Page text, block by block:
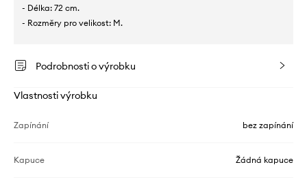
- Délka: 72 cm.
- Rozměry pro velikost: M.
Podrobnosti o výrobku
Vlastnosti výrobku
Zapínání bez zapínání
Kapuce Žádná kapuce